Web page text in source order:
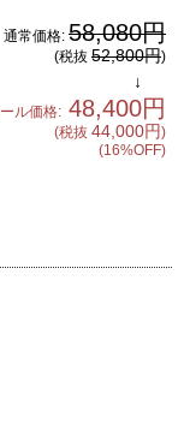
通常価格: 58,080円
(税抜 52,800円)
↓
ル価格: 48,400円
(税抜 44,000円)
(16%OFF)